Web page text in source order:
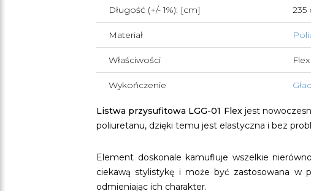
Długość (+/- 1%): [cm] 235
Materiał
Właściwości
Wykończenie
Listwa przysufitowa LGG-01 Flexjest
poliuretanu, dzięki temu jest elastyczna i bez
Element doskonale kamufluje wszelkie
ciekawą stylistykę i może być zastosowana w
odmieniając ich charakter.